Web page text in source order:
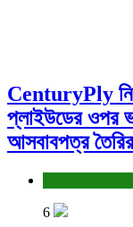
CenturyPly
প্লাইউডের ওপর
আসবাবপত্র
6